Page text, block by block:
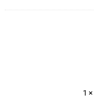
1 ×